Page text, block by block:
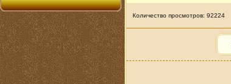
Количество просмотров: 92224